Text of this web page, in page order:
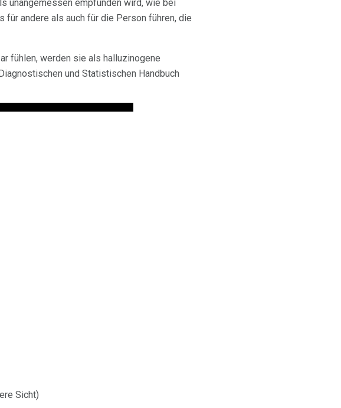
unangemessen empfunden wird, wie bei
für andere als auch für die Person führen, die
fühlen, werden sie als halluzinogene
und Statistischen Handbuch
Sicht)